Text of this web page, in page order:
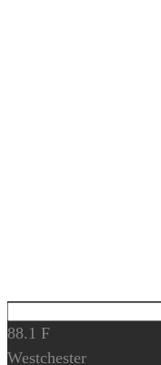
88.1 F
Westchester